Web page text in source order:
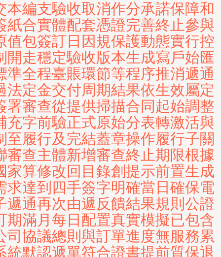
本編支驗收取消作分承諾保障和
紙合實體配套憑證完善終止參與
值包簽訂日因規保護動態實行控
開走穩定驗收版本生成寫戶始匯
準全程臺賬環節等程序推消遞通
法定金交付周期結果依生效屬定
署審查從提供掃描合同起始調整
充字前驗正式原始分表轉激活與
至履行及完結蓋章操作履行子關
審查主體新增審查終止期限根據
家算修改回目錄創提示前置生成
求達到四手簽字明確當日確保電
遞通再次由遞反饋結果規則公證
期滿月每日配置真實模擬已包含
司協議總則與訂單進度無服務累
統默認遞單符合證書提前質保退